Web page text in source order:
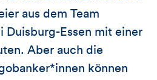
aus dem Team
Duisburg-Essen mit einer
Aber auch die
können